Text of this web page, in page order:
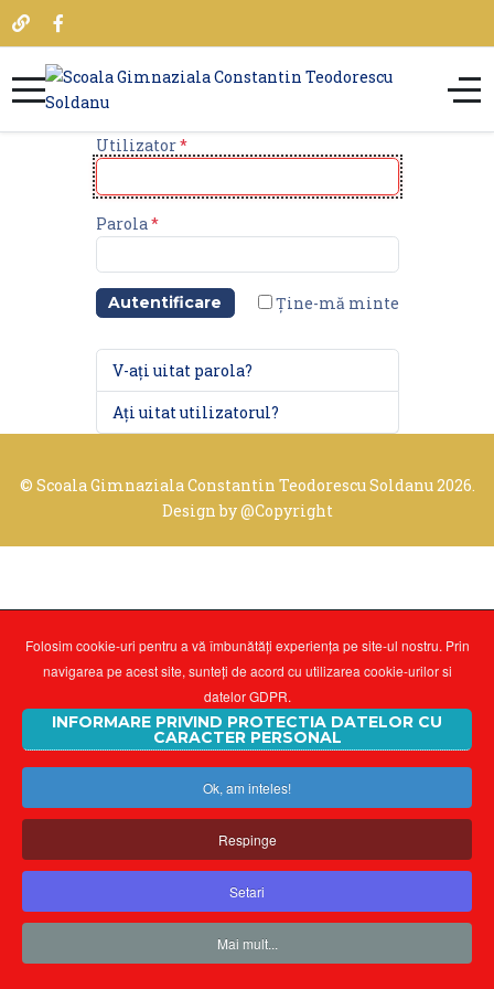
Utilizator*
Parola *
Autentificare Ține-mă minte
V-ați uitat parola?
Ați uitat utilizatorul?
© Scoala Gimnaziala Constantin Teodorescu Soldanu 2026.
Design by@Copyright
Folosim cookie-uri pentru a vă îmbunătăți experiența pe site-ul nostru. Prin
navigarea pe acest site, sunteți de acord cu utilizarea cookie-urilor si
datelor GDPR.
INFORMARE PRIVIND PROTECTIA DATELOR CU
CARACTER PERSONAL
Ok, am inteles!
Respinge
Setari
Mai mult...